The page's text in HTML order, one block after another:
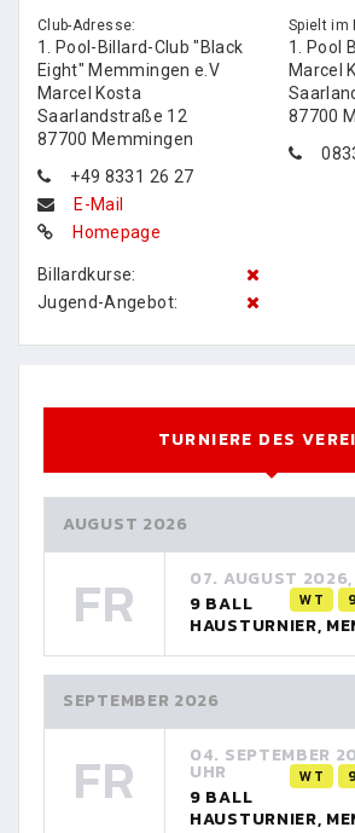
Club-Adresse:
1. Pool-Billard-Club "Black
Eight" Memmingen e.V
Marcel Kosta
Saarlandstraße 12
87700 Memmingen
+49 8331 26 27
E-Mail
Homepage
Billardkurse:
Jugend-Angebot:
Spielt im
1. Pool
Marcel
87700
TURNIERE DES
AUGUST 2026
FR 07. AUGUST
WT
9 BALL
HAUSTURNIER,
SEPTEMBER 2026
FR 04. SEPTEMBER
UHR WT
9 BALL
HAUSTURNIER,